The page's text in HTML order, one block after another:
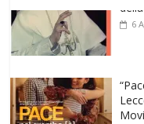
Life